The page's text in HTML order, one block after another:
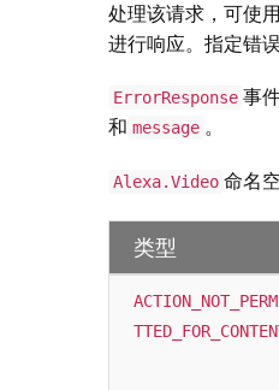
处理该请求，可使用
进行响应。指定错
ErrorResponse 事
和 message 。
Alexa.Video 命名
类型